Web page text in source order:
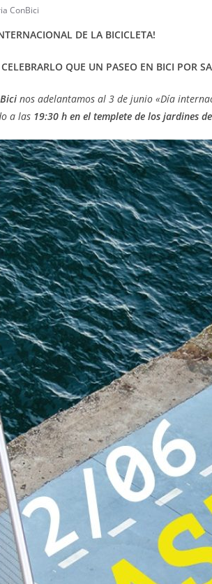
ConBici
DE LA BICICLETA!
QUE UN PASEO EN BICI POR
nos adelantamos al 3 de junio «Día
a las 19:30 h en el templete de los jardines